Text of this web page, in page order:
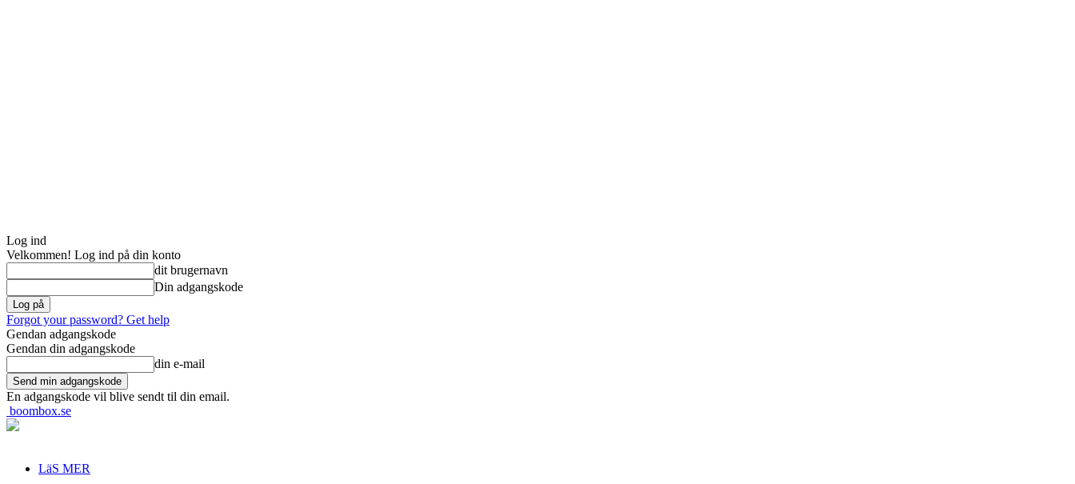
Log ind
Velkommen! Log ind på din konto
dit brugernavn
Din adgangskode
Forgot your password? Get help
Gendan adgangskode
Gendan din adgangskode
din e-mail
En adgangskode vil blive sendt til din email.
boombox.se
LäS MER